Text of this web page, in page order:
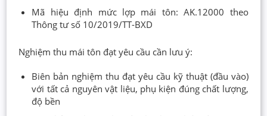
Mã hiệu định mức lợp mái tôn: AK.12000 theo
Thông tư số 10/2019/TT-BXD
Nghiệm thu mái tôn đạt yêu cầu cần lưu ý:
Biên bản nghiệm thu đạt yêu cầu kỹ thuật (đầu vào)
với tất cả nguyên vật liệu, phụ kiện đúng chất lượng,
độ bền